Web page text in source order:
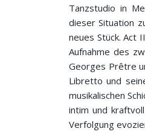
Tanzstudio in
dieser Situation
neues Stück. Act
Aufnahme des
Georges Prêtre
Libretto und
musikalischen
intim und
Verfolgung